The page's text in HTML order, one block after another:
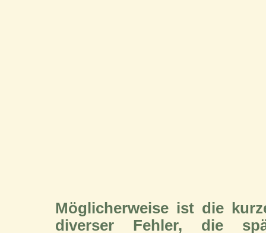
Möglicherweise ist die
diverser Fehler, die